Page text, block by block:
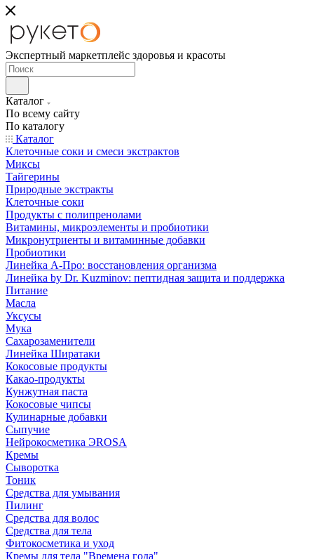
Экспертный маркетплейс здоровья и красоты
Каталог
По всему сайту
По каталогу
Каталог
Клеточные соки и смеси экстрактов
Миксы
Тайгерины
Природные экстракты
Клеточные соки
Продукты с полипренолами
Витамины, микроэлементы и пробиотики
Микронутриенты и витаминные добавки
Пробиотики
Линейка А-Про: восстановления организма
Линейка by Dr. Kuzminov: пептидная защита и поддержка
Питание
Масла
Уксусы
Мука
Сахарозаменители
Линейка Ширатаки
Кокосовые продукты
Какао-продукты
Кунжутная паста
Кокосовые чипсы
Кулинарные добавки
Сыпучие
Нейрокосметика ЭROSA
Кремы
Сыворотка
Тоник
Средства для умывания
Пилинг
Средства для волос
Средства для тела
Фитокосметика и уход
Кремы для тела "Времена года"